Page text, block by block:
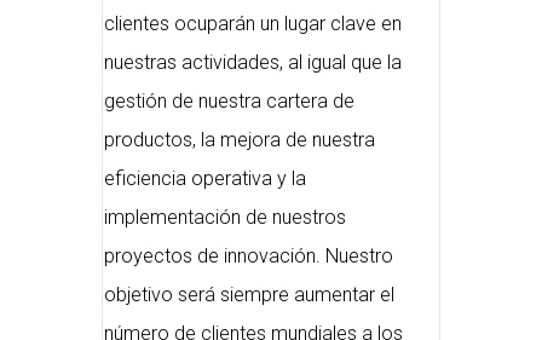
clientes ocuparán un lugar clave en
nuestras actividades, al igual que la
gestión de nuestra cartera de
productos, la mejora de nuestra
eficiencia operativa y la
implementación de nuestros
proyectos de innovación. Nuestro
objetivo será siempre aumentar el
número de clientes mundiales a los